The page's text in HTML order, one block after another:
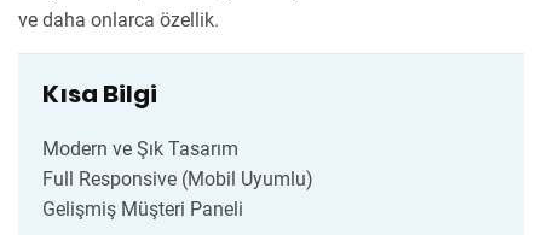
ve daha onlarca özellik.
Kısa Bilgi
Modern ve Şık Tasarım
Full Responsive (Mobil Uyumlu)
Gelişmiş Müşteri Paneli